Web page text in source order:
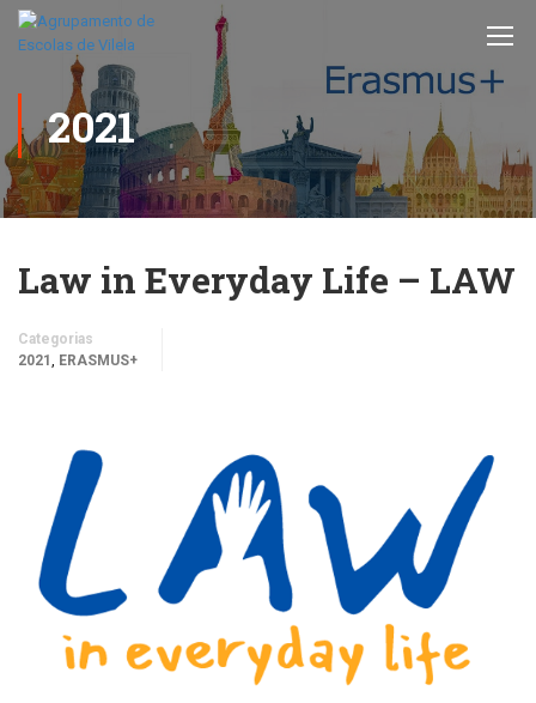
2021
Law in Everyday Life – LAW
Categorias
2021 , ERASMUS+